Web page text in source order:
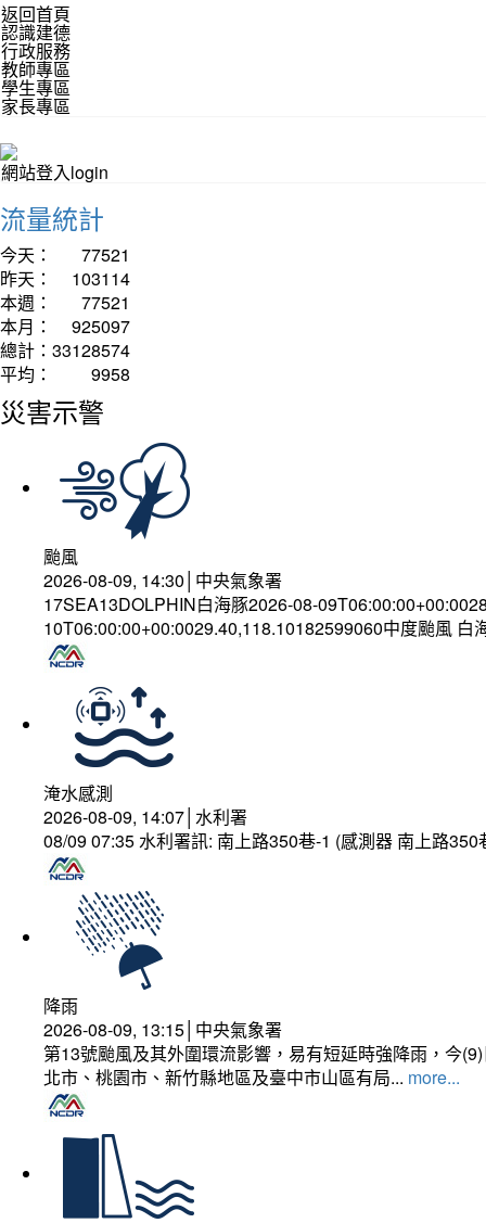
返回首頁
認識建德
行政服務
教師專區
學生專區
家長專區
網站登入login
流量統計
今天：
77521
昨天：
103114
本週：
77521
本月：
925097
總計： 33128574
平均：
9958
災害示警
颱風
2026-08-09, 14:30│中央氣象署
17SEA13DOLPHIN白海豚2026-08-
10T06:00:00+00:0029.40,118.10182599060中度颱風 白
淹水感測
2026-08-09, 14:07│水利署
08/09 07:35 水利署訊: 南上路350巷-1 (感測器 南上路
降雨
2026-08-09, 13:15│中央氣象署
第13號颱風及其外圍環流影響，易有短延時強降雨，今
北市、桃園市、新竹縣地區及臺中市山區有局... more...